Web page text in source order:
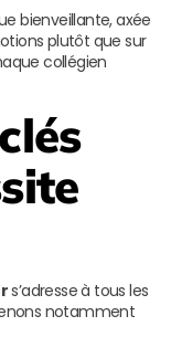
bienveillante, axée
plutôt que sur
collégien
s’adresse à tous les
notamment